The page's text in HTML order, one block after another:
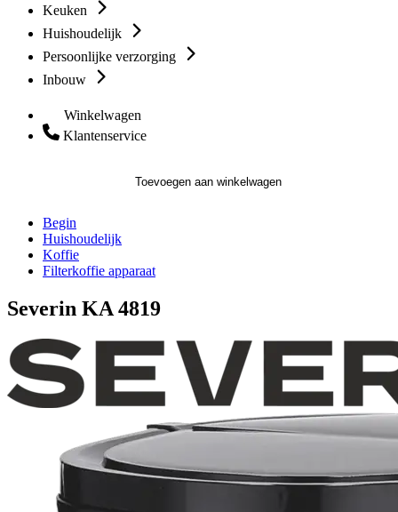
Keuken
Huishoudelijk
Persoonlijke verzorging
Inbouw
Winkelwagen
Klantenservice
Toevoegen aan winkelwagen
Begin
Huishoudelijk
Koffie
Filterkoffie apparaat
Severin KA 4819